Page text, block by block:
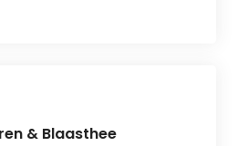
& Blaasthee